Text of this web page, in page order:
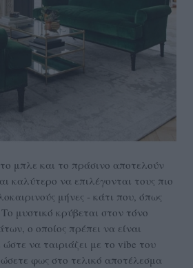
μπλε και το πράσινο αποτελούν
καλύτερο να επιλέγονται τους πιο
μήνες - κάτι που, όπως
μυστικό κρύβεται στον τόνο
ο οποίος πρέπει να είναι
να ταιριάζει με το vibe του
φως στο τελικό αποτέλεσμα